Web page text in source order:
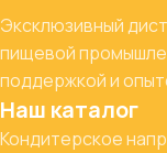
Эксклюзивный
пищевой
поддержкой и
Наш каталог
Кондитерское